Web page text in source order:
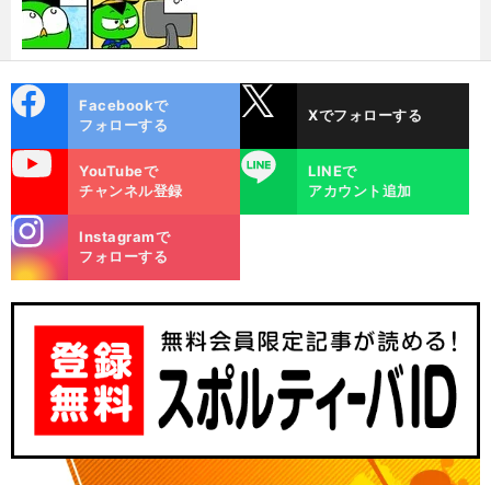
ok
Facebookで
フォローする
Xでフォローする
YouTubeで
チャンネル登録
LINE
LINEで
アカウント追加
m
Instagramで
フォローする